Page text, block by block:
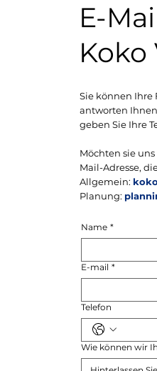
E-
Sie können Ihre
antworten
geben Sie Ihre
Möchten sie
Mail-Adresse,
Allgemein:
Planung:
Name *
E-mail *
Telefon
Wie können wir